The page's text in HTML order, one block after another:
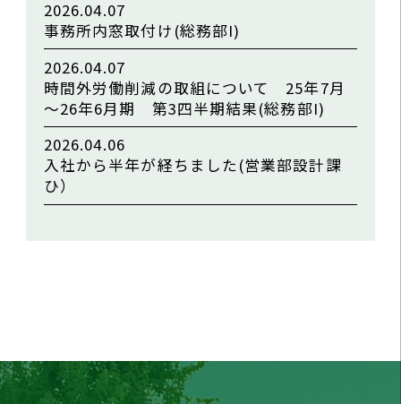
2026.04.07
事務所内窓取付け(総務部I)
2026.04.07
時間外労働削減の取組について 25年7月
～26年6月期 第3四半期結果(総務部I)
2026.04.06
入社から半年が経ちました(営業部設計課
ひ）